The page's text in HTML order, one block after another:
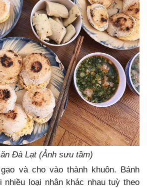
Đà Lạt (Ảnh sưu tầm)
và cho vào thành khuôn. Bánh
nhiều loại nhân khác nhau tuỳ theo